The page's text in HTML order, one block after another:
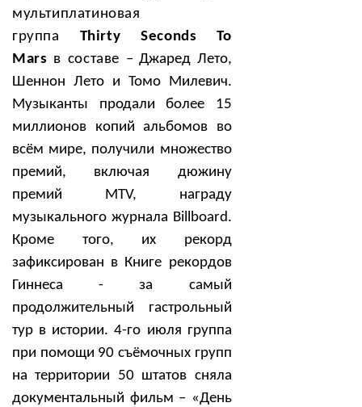
мультиплатиновая
группа Thirty
Seconds To
Mars в составе – Джаред Лето,
Шеннон Лето и Томо Милевич.
Музыканты продали более 15
миллионов копий альбомов во
всём мире, получили множество
премий, включая дюжину
премий MTV, награду
музыкального журнала Billboard.
Кроме того, их рекорд
зафиксирован в Книге рекордов
Гиннеса - за самый
продолжительный гастрольный
тур в истории. 4-го июля группа
при помощи 90 съёмочных групп
на территории 50 штатов сняла
документальный фильм – «День